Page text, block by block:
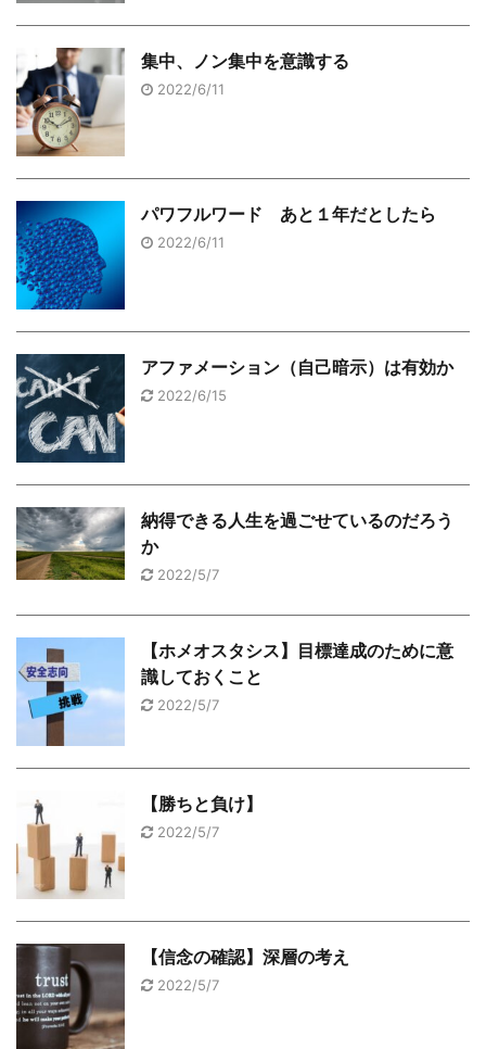
集中、ノン集中を意識する
2022/6/11
パワフルワード あと１年だとしたら
2022/6/11
アファメーション（自己暗示）は有効か
2022/6/15
納得できる人生を過ごせているのだろう
か
2022/5/7
【ホメオスタシス】目標達成のために意
識しておくこと
2022/5/7
【勝ちと負け】
2022/5/7
【信念の確認】深層の考え
2022/5/7